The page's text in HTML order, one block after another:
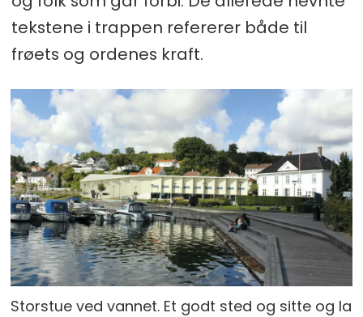
tekstene i trappen refererer både til
frøets og ordenes kraft.
Storstue ved vannet. Et godt sted og sitte og la